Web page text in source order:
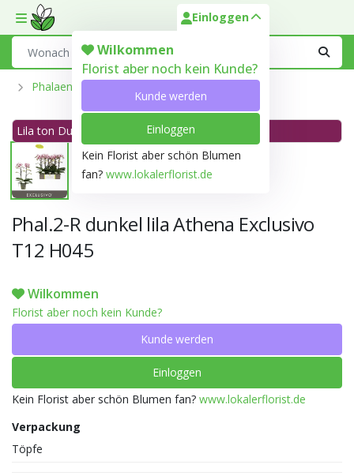
Toggle mobile menu
Einloggen
Wilkommen
Florist aber noch kein Kunde?
Kunde werden
Einloggen
Kein Florist aber schön Blumen
fan? www.lokalerflorist.de
Phalaenopsis Aus Der Optiflor-Gärtnerei
Lila ton Dunkel lila N79C
Phal.2-R dunkel lila Athena Exclusivo
T12 H045
Wilkommen
Florist aber noch kein Kunde?
Kunde werden
Einloggen
Kein Florist aber schön Blumen fan? www.lokalerflorist.de
Verpackung
Töpfe